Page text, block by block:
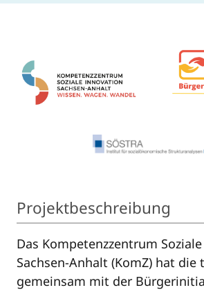
Projektbeschreibung
Das Kompetenzzentrum
Sachsen-Anhalt (KomZ) hat die
gemeinsam mit der